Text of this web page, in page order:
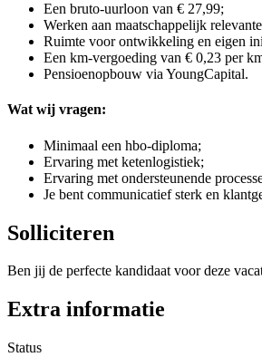
Een bruto-uurloon van € 27,99;
Werken aan maatschappelijk
Ruimte voor ontwikkeling en eigen
Een km-vergoeding van € 0,23 per
Pensioenopbouw via YoungCapital.
Wat wij vragen:
Minimaal een hbo-diploma;
Ervaring met ketenlogistiek;
Ervaring met ondersteunende
Je bent communicatief sterk en
Solliciteren
Ben jij de perfecte kandidaat voor deze
Extra informatie
Status